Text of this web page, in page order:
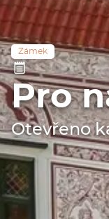
Zámek
Pro
Otevřeno